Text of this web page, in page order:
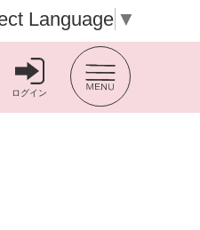
Language ▼
ログイン